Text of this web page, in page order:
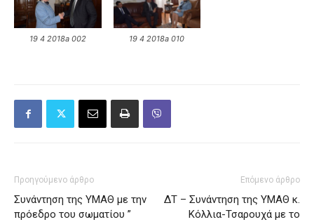
19 4 2018a 002 19 4 2018a 010
Προηγούμενο άρθρο
Συνάντηση της ΥΜΑΘ με την
πρόεδρο του σωματίου ”
Επόμενο άρθρο
ΔΤ – Συνάντηση της ΥΜΑΘ κ.
Κόλλια-Τσαρουχά με το